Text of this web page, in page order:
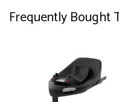
Frequently Bought